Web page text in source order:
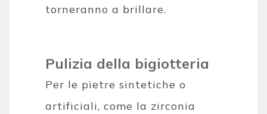
torneranno a brillare.
Pulizia della bigiotteria
Per le pietre sintetiche o
artificiali, come la zirconia